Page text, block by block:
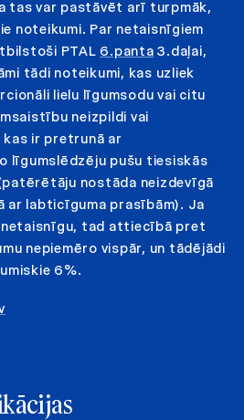
tas var pastāvēt arī turpmāk,
noteikumi. Par netaisnīgiem
PTAL 6.panta 3.daļai,
tādi noteikumi, kas uzliek
lielu līgumsodu vai citu
neizpildi vai
kas ir pretrunā ar
līgumslēdzēju pušu tiesiskās
nostāda neizdevīgā
ar labticīguma prasībām). Ja
tad attiecībā pret
nepiemēro vispār, un tādējādi
6%.